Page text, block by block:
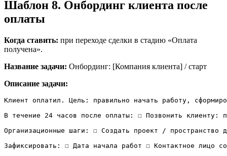
Шаблон 8. Онбординг клиента после
оплаты
Когда ставить: при переходе сделки в стадию «Оплата
получена».
Название задачи: Онбординг: [Компания клиента] / старт
Описание задачи:
Клиент оплатил. Цель: правильно начать работу,
В течение 24 часов после оплаты: ☐ Позвонить клиенту:
Организационные шаги: ☐ Создать проект /
Зафиксировать: ☐ Дата начала работ ☐ Контактное лицо